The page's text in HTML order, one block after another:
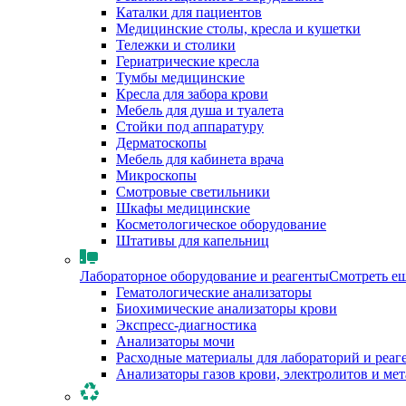
Каталки для пациентов
Медицинские столы, кресла и кушетки
Тележки и столики
Гериатрические кресла
Тумбы медицинские
Кресла для забора крови
Мебель для душа и туалета
Стойки под аппаратуру
Дерматоскопы
Мебель для кабинета врача
Микроскопы
Смотровые светильники
Шкафы медицинские
Косметологическое оборудование
Штативы для капельниц
Лабораторное оборудование и реагентыСмотреть
Гематологические анализаторы
Биохимические анализаторы крови
Экспресс-диагностика
Анализаторы мочи
Расходные материалы для лабораторий и
Анализаторы газов крови, электролитов и